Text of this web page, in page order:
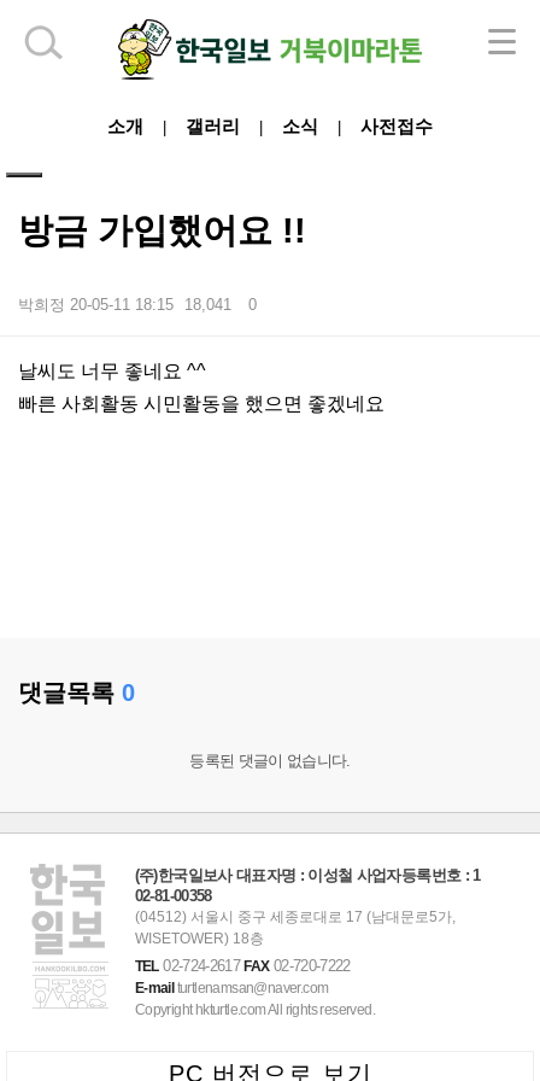
소개 갤러리 소식 사전접수
방금 가입했어요 !!
박희정 20-05-11 18:15 18,041 0
본문
날씨도 너무 좋네요 ^^
빠른 사회활동 시민활동을 했으면 좋겠네요
댓글목록 0
등록된 댓글이 없습니다.
하단 영역
(주)한국일보사 대표자명 : 이성철 사업자등록번호 : 1
02-81-00358
(04512) 서울시 중구 세종로대로 17 (남대문로5가,
WISETOWER) 18층
TEL02-724-2617FAX02-720-7222
E-mailturtlenamsan@naver.com
Copyright hkturtle.com All rights reserved.
PC 버전으로 보기